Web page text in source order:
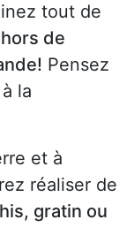
tout de
de
Pensez
la
et à
réaliser de
gratin ou